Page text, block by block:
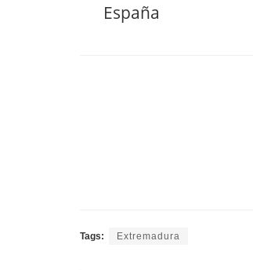
España
Tags: Extremadura